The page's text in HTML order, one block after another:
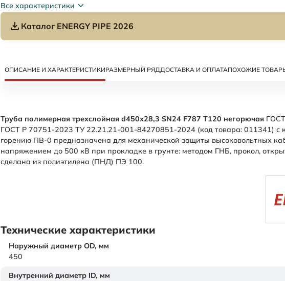
Все характеристики
Каталог ENERGY PIPE 2026
ОПИСАНИЕ И ХАРАКТЕРИСТИКИРАЗМЕРНЫЙ РЯДДОСТАВКА И ОПЛАТАПОХОЖИЕ
Труба полимерная трехслойная d450х28,3 SN24 F787 Т120 негорючая
ГОСТ Р 70751-2023 ТУ 22.21.21-001-84270851-2024 (код товара: 011341) с
горению ПВ-0 предназначена для механической защиты высоковольтных
напряжением до 500 кВ при прокладке в грунте: методом ГНБ, прокол,
сделана из полиэтилена (ПНД) ПЭ 100.
Технические характеристики
Наружный диаметр OD, мм
450
Внутренний диаметр ID, мм